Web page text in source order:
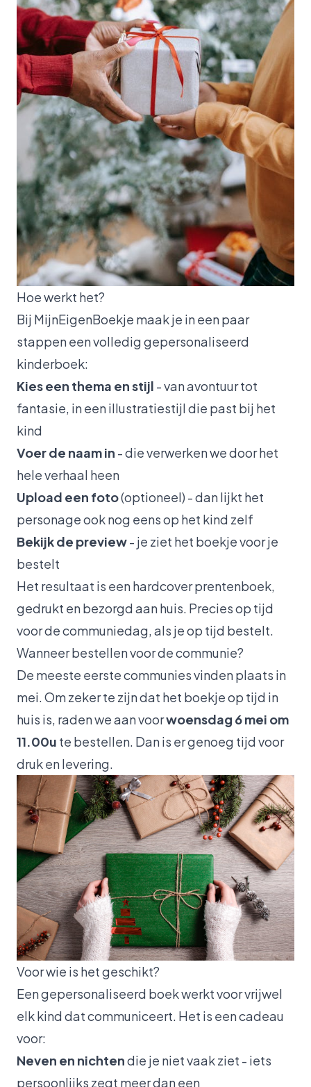
Hoe werkt het?
Bij MijnEigenBoekje maak je in een paar
stappen een volledig gepersonaliseerd
kinderboek:
Kies een thema en stijl - van avontuur tot
fantasie, in een illustratiestijl die past bij het
kind
Voer de naam in - die verwerken we door het
hele verhaal heen
Upload een foto(optioneel) - dan lijkt het
personage ook nog eens op het kind zelf
Bekijk de preview- je ziet het boekje voor je
bestelt
Het resultaat is een hardcover prentenboek,
gedrukt en bezorgd aan huis. Precies op tijd
voor de communiedag, als je op tijd bestelt.
Wanneer bestellen voor de communie?
De meeste eerste communies vinden plaats in
mei. Om zeker te zijn dat het boekje op tijd in
huis is, raden we aan voorwoensdag 6 mei om
11.00u te bestellen. Dan is er genoeg tijd voor
druk en levering.
Voor wie is het geschikt?
Een gepersonaliseerd boek werkt voor vrijwel
elk kind dat communiceert. Het is een cadeau
voor:
Neven en nichtendie je niet vaak ziet - iets
persoonlijks zegt meer dan een